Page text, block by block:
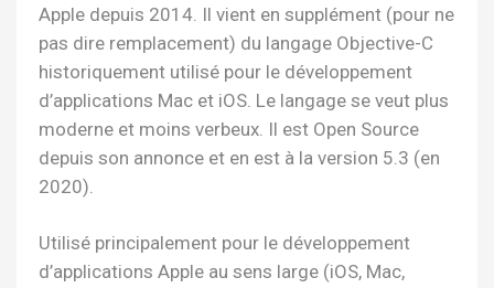
Apple depuis 2014. Il vient en supplément (pour ne
pas dire remplacement) du langage Objective-C
historiquement utilisé pour le développement
d’applications Mac et iOS. Le langage se veut plus
moderne et moins verbeux. Il est Open Source
depuis son annonce et en est à la version 5.3 (en
2020).
Utilisé principalement pour le développement
d’applications Apple au sens large (iOS, Mac,